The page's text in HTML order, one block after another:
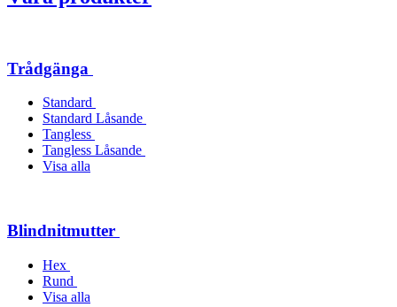
Trådgänga
Standard
Standard Låsande
Tangless
Tangless Låsande
Visa alla
Blindnitmutter
Hex
Rund
Visa alla